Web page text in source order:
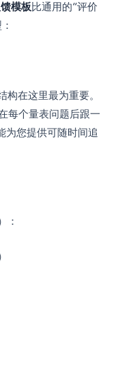
模板比通用的“评价
在这里最为重要。
每个量表问题后跟一
为您提供可随时间追
：